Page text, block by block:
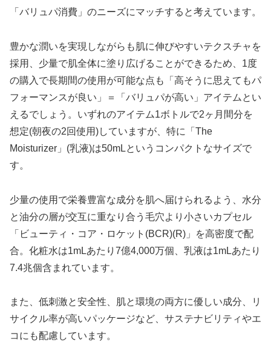
「バリュパ消費」のニーズにマッチすると考えています。
豊かな潤いを実現しながらも肌に伸びやすいテクスチャを
採用、少量で肌全体に塗り広げることができるため、1度
の購入で長期間の使用が可能な点も「高そうに思えてもパ
フォーマンスが良い」＝「バリュパが高い」アイテムとい
えるでしょう。いずれのアイテム1ボトルで2ヶ月間分を
想定(朝夜の2回使用)していますが、特に「The
Moisturizer」(乳液)は50mLというコンパクトなサイズで
す。
少量の使用で栄養豊富な成分を肌へ届けられるよう、水分
と油分の層が交互に重なり合う毛穴より小さいカプセル
「ビューティ・コア・ロケット(BCR)(R)」を高密度で配
合。化粧水は1mLあたり7億4,000万個、乳液は1mLあたり
7.4兆個含まれています。
また、低刺激と安全性、肌と環境の両方に優しい成分、リ
サイクル率が高いパッケージなど、サステナビリティやエ
コにも配慮しています。